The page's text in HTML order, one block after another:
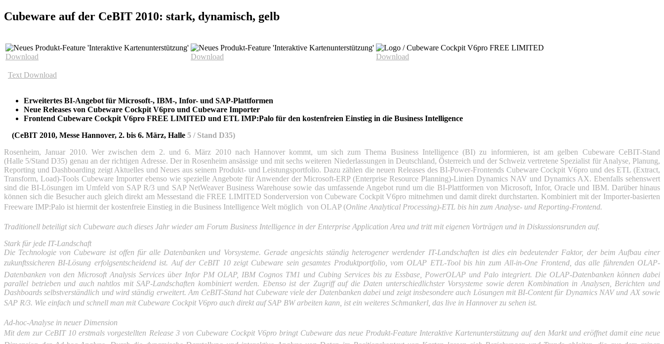
Cubeware auf der CeBIT 2010: stark, dynamisch, gelb
Download Download Download
Text Download
Erweitertes BI-Angebot für Microsoft-, IBM-, Infor- und SAP-Plattformen
Neue Releases von Cubeware Cockpit V6pro und Cubeware Importer
Frontend Cubeware Cockpit V6pro FREE LIMITED und ETL IMP:Palo für den kostenfreien Einstieg in die Business Intelligence
(CeBIT 2010, Messe Hannover, 2. bis 6. März, Halle 5 / Stand D35)
Rosenheim, Januar 2010. Wer zwischen dem 2. und 6. März 2010 nach Hannover kommt, um sich zum Thema Business Intelligence (BI) zu informieren, ist am gelben Cubeware CeBIT-Stand
(Halle 5/Stand D35) genau an der richtigen Adresse. Der in Rosenheim ansässige und mit sechs weiteren Niederlassungen in Deutschland, Österreich und der Schweiz vertretene Spezialist für Analyse, Planung,
Reporting und Dashboarding zeigt Aktuelles und Neues aus seinem Produkt- und Leistungsportfolio. Dazu zählen die neuen Releases des BI-Power-Frontends Cubeware Cockpit V6pro und des ETL (Extract,
Transform, Load)-Tools Cubeware Importer ebenso wie spezielle Angebote für Anwender der Microsoft-ERP (Enterprise Resource Planning)-Linien Dynamics NAV und Dynamics AX. Ebenfalls sehenswert
sind die BI-Lösungen im Umfeld von SAP R/3 und SAP NetWeaver Business Warehouse sowie das umfassende Angebot rund um die BI-Plattformen von Microsoft, Infor, Oracle und IBM. Darüber hinaus
können sich die Besucher auch gleich direkt am Messestand die FREE LIMITED Sonderversion von Cubeware Cockpit V6pro mitnehmen und damit direkt durchstarten. Kombiniert mit der Importer-basierten
Freeware IMP:Palo ist hiermit der kostenfreie Einstieg in die Business Intelligence Welt möglich  von OLAP (Online Analytical Processing)-ETL bis hin zum Analyse- und Reporting-Frontend.
Traditionell beteiligt sich Cubeware auch dieses Jahr wieder am Forum Business Intelligence in der Enterprise Application Area und tritt mit eigenen Vorträgen und in Diskussionsrunden auf.
Stark für jede IT-Landschaft
Die Technologie von Cubeware ist offen für alle Datenbanken und Vorsysteme. Gerade angesichts ständig heterogener werdender IT-Land­schaften ist dies ein bedeutender Faktor, der beim Aufbau einer
zukunfts­sicheren BI-Lösung erfolgsentscheidend ist. Auf der CeBIT 10 zeigt Cubeware sein gesamtes Produktportfolio, vom OLAP ETL-Tool bis hin zum All-in-One Frontend, das alle führenden OLAP-
Datenbanken von den Microsoft Analysis Services über Infor PM OLAP, IBM Cognos TM1 und Cubing Services bis zu Essbase, PowerOLAP und Palo integriert. Die OLAP-Datenbanken können dabei
parallel betrieben und auch nahtlos mit SAP-Landschaften kombiniert werden. Ebenso ist der Zugriff auf die Daten unterschiedlichster Vorsysteme sowie deren Kombination in Analysen, Berichten und
Dashboards selbstverständlich und wird ständig erweitert. Am CeBIT-Stand hat Cubeware viele der Datenbanken dabei und zeigt insbesondere auch Lösungen mit BI-Content für Dynamics NAV und AX sowie
SAP R/3. Wie einfach und schnell man mit Cubeware Cockpit V6pro auch direkt auf SAP BW arbeiten kann, ist ein weiteres Schmankerl, das live in Hannover zu sehen ist.
Ad-hoc-Analyse in neuer Dimension
Mit dem zur CeBIT 10 erstmals vorgestellten Release 3 von Cubeware Cockpit V6pro bringt Cubeware das neue Produkt-Feature Interaktive Kartenunterstützung auf den Markt und eröffnet damit eine neue